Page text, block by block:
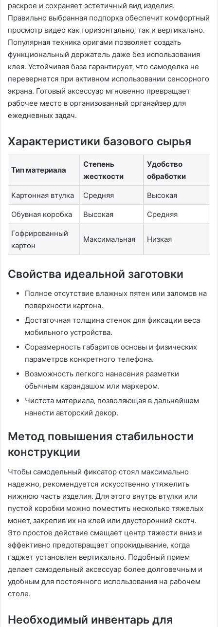
раскрое и сохраняет эстетичный вид изделия.
Правильно выбранная подпорка обеспечит комфортный
просмотр видео как горизонтально‚ так и вертикально.
Популярная техника оригами позволяет создать
функциональный держатель даже без использования
клея. Устойчивая база гарантирует‚ что самоделка не
перевернется при активном использовании сенсорного
экрана. Готовый аксессуар мгновенно превращает
рабочее место в организованный органайзер для
ежедневных задач.
Характеристики базового сырья
Тип материала
Степень
жесткости
Удобство
обработки
Картонная втулка Средняя Высокая
Обувная коробка Высокая Средняя
Гофрированный
картон
Максимальная Низкая
Свойства идеальной заготовки
Полное отсутствие влажных пятен или заломов на
поверхности картона.
Достаточная толщина стенок для фиксации веса
мобильного устройства.
Соразмерность габаритов основы и физических
параметров конкретного телефона.
Возможность легкого нанесения разметки
обычным карандашом или маркером.
Чистота материала‚ позволяющая в дальнейшем
нанести авторский декор.
Метод повышения стабильности
конструкции
Чтобы самодельный фиксатор стоял максимально
надежно‚ рекомендуется искусственно утяжелить
нижнюю часть изделия. Для этого внутрь втулки или
пустой коробки можно поместить несколько тяжелых
монет‚ закрепив их на клей или двусторонний скотч.
Это простое действие смещает центр тяжести вниз и
эффективно предотвращает опрокидывание‚ когда
гаджет установлен вертикально. Подобный прием
делает самодельный аксессуар более долговечным и
удобным для постоянного использования на рабочем
столе.
Необходимый инвентарь для